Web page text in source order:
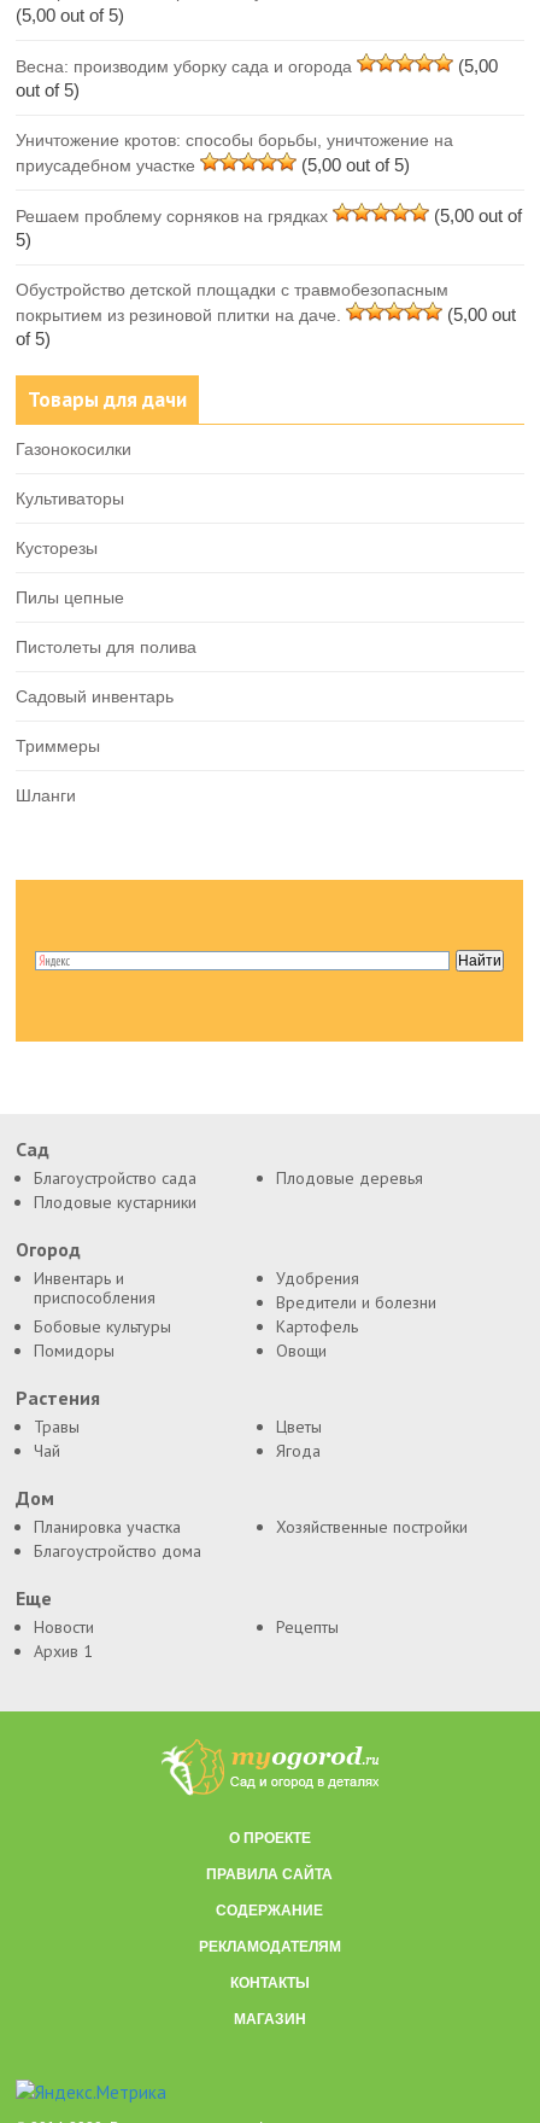
(5,00 out of 5)
Весна: производим уборку сада и огорода
(5,00
out of 5)
Уничтожение кротов: способы борьбы, уничтожение на
приусадебном участке
(5,00 out of 5)
Решаем проблему сорняков на грядках
(5,00 out of
5)
Обустройство детской площадки с травмобезопасным
покрытием из резиновой плитки на даче.
(5,00 out
of 5)
Товары для дачи
Газонокосилки
Культиваторы
Кусторезы
Пилы цепные
Пистолеты для полива
Садовый инвентарь
Триммеры
Шланги
Сад
Благоустройство сада
Плодовые деревья
Плодовые кустарники
Огород
Инвентарь и
приспособления
Удобрения
Вредители и болезни
Бобовые культуры
Картофель
Помидоры
Овощи
Растения
Травы
Цветы
Чай
Ягода
Дом
Планировка участка
Хозяйственные постройки
Благоустройство дома
Еще
Новости
Рецепты
Архив 1
О ПРОЕКТЕ
ПРАВИЛА САЙТА
СОДЕРЖАНИЕ
РЕКЛАМОДАТЕЛЯМ
КОНТАКТЫ
МАГАЗИН